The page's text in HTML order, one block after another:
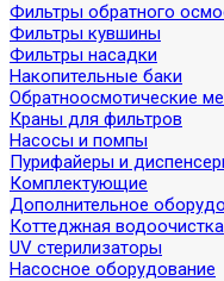
Фильтры обратного
Фильтры кувшины
Фильтры насадки
Накопительные баки
Обратноосмотические
Краны для фильтров
Насосы и помпы
Пурифайеры и
Комплектующие
Дополнительное
Коттеджная водоочистка
UV стерилизаторы
Насосное оборудование